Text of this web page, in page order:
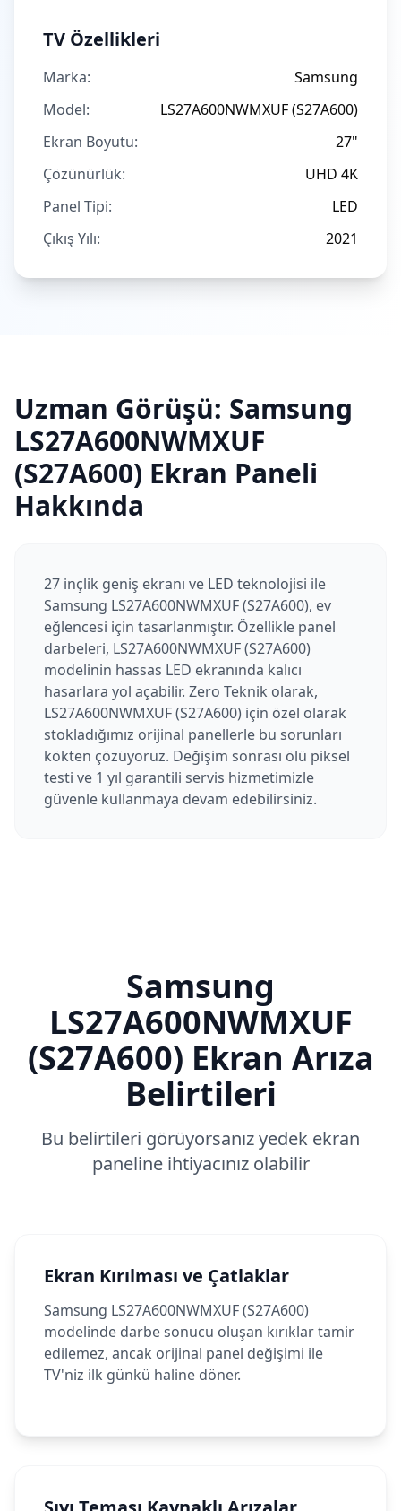
TV Özellikleri
Marka:
Samsung
Model:
LS27A600NWMXUF (S27A600)
Ekran Boyutu:
27"
Çözünürlük:
UHD 4K
Panel Tipi:
LED
Çıkış Yılı:
2021
Uzman Görüşü: Samsung
LS27A600NWMXUF
(S27A600) Ekran Paneli
Hakkında
27 inçlik geniş ekranı ve LED teknolojisi ile
Samsung LS27A600NWMXUF (S27A600), ev
eğlencesi için tasarlanmıştır. Özellikle panel
darbeleri, LS27A600NWMXUF (S27A600)
modelinin hassas LED ekranında kalıcı
hasarlara yol açabilir. Zero Teknik olarak,
LS27A600NWMXUF (S27A600) için özel olarak
stokladığımız orijinal panellerle bu sorunları
kökten çözüyoruz. Değişim sonrası ölü piksel
testi ve 1 yıl garantili servis hizmetimizle
güvenle kullanmaya devam edebilirsiniz.
Samsung
LS27A600NWMXUF
(S27A600) Ekran Arıza
Belirtileri
Bu belirtileri görüyorsanız yedek ekran
paneline ihtiyacınız olabilir
Ekran Kırılması ve Çatlaklar
Samsung LS27A600NWMXUF (S27A600)
modelinde darbe sonucu oluşan kırıklar tamir
edilemez, ancak orijinal panel değişimi ile
TV'niz ilk günkü haline döner.